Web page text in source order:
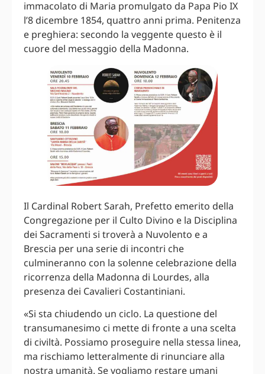
immacolato di Maria promulgato da Papa Pio IX
l’8 dicembre 1854, quattro anni prima. Penitenza
e preghiera: secondo la veggente questo è il
cuore del messaggio della Madonna.
Il Cardinal Robert Sarah, Prefetto emerito della
Congregazione per il Culto Divino e la Disciplina
dei Sacramenti si troverà a Nuvolento e a
Brescia per una serie di incontri che
culmineranno con la solenne celebrazione della
ricorrenza della Madonna di Lourdes, alla
presenza dei Cavalieri Costantiniani.
«Si sta chiudendo un ciclo. La questione del
transumanesimo ci mette di fronte a una scelta
di civiltà. Possiamo proseguire nella stessa linea,
ma rischiamo letteralmente di rinunciare alla
nostra umanità. Se vogliamo restare umani